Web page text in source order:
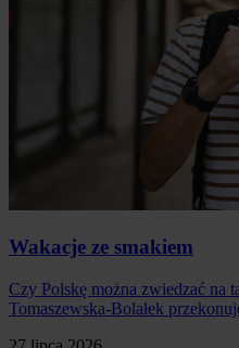
Wakacje ze smakiem
Czy Polskę można zwiedzać na
Tomaszewska-Bolałek